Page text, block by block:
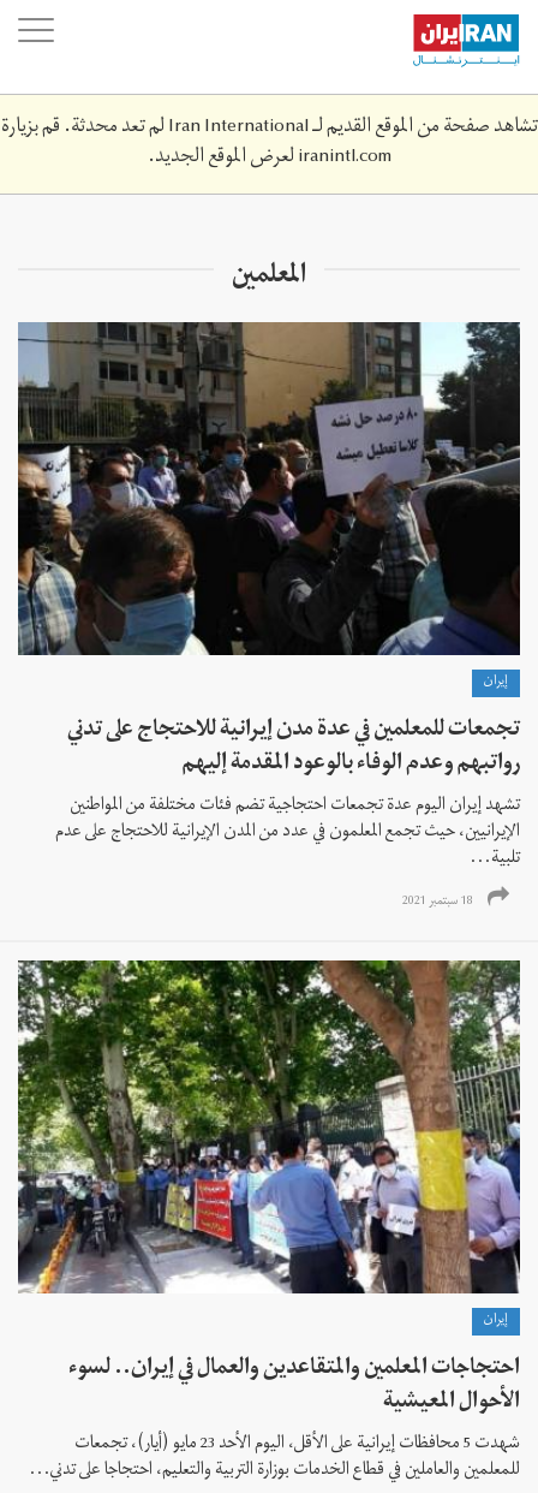
Skip
main
content
تشاهد صفحة من الموقع القديم لـ Iran International لم تعد محدثة. قم بزيارة
iranintl.comلعرض الموقع الجديد.
المعلمين
إيران
تجمعات للمعلمين في عدة مدن إيرانية للاحتجاج على تدني
رواتبهم وعدم الوفاء بالوعود المقدمة إليهم
تشهد إيران اليوم عدة تجمعات احتجاجية تضم فئات مختلفة من المواطنين
الإيرانيين، حيث تجمع المعلمون في عدد من المدن الإيرانية للاحتجاج على عدم
تلبية...
18 سبتمبر 2021
إيران
احتجاجات المعلمين والمتقاعدين والعمال في إيران.. لسوء
الأحوال المعيشية
شهدت 5 محافظات إيرانية على الأقل، اليوم الأحد 23 مايو (أيار)، تجمعات
للمعلمين والعاملين في قطاع الخدمات بوزارة التربية والتعليم، احتجاجا على تدني...